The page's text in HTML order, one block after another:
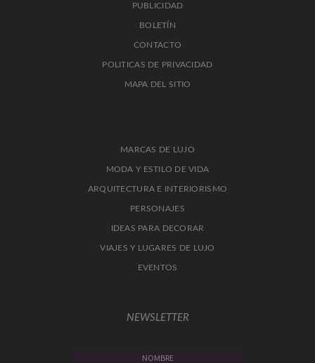
PUBLICIDAD
BOLETÍN
CONTACTO
POLITICAS DE PRIVACIDAD
MAPA DEL SITIO
MARCAS DE LUJO
MODA Y ESTILO DE VIDA
ARQUITECTURA E INTERIORISMO
PERSONAJES
IDEAS PARA DECORAR
VIAJES Y LUGARES DE LUJO
EVENTOS
NEWSLETTER